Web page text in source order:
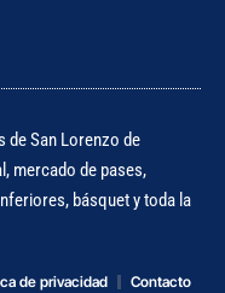
de San Lorenzo de
mercado de pases,
básquet y toda la
de privacidad Contacto